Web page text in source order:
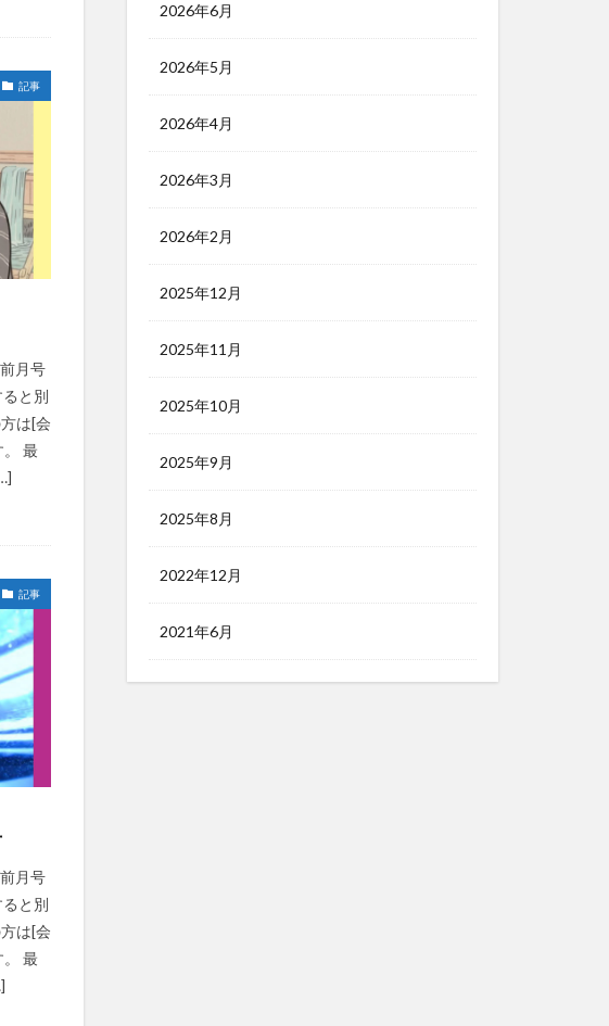
記事
月号
と別
は[会
最
記事
月号
と別
は[会
最
2026年6月
2026年5月
2026年4月
2026年3月
2026年2月
2025年12月
2025年11月
2025年10月
2025年9月
2025年8月
2022年12月
2021年6月